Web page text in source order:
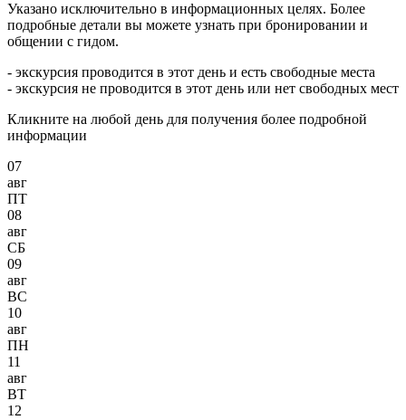
Указано исключительно в информационных целях. Более
подробные детали вы можете узнать при бронировании и
общении с гидом.
- экскурсия проводится в этот день и есть свободные места
- экскурсия не проводится в этот день или нет свободных мест
Кликните на любой день для получения более подробной
информации
07
авг
ПТ
08
авг
СБ
09
авг
ВС
10
авг
ПН
11
авг
ВТ
12